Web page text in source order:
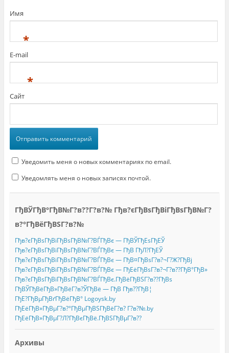
Имя
*
E-mail
*
Сайт
Уведомить меня о новых комментариях по email.
Уведомлять меня о новых записях почтой.
ГђВЎГђВ°ГђВ№Г?в??Г?в?№ Гђв?єГђВѕГђВіГђВѕГђВ№Г?
в?°ГђВёГђВЅГ?в?№
Гђв?єГђВѕГђВіГђВѕГђВ№Г?ВЃГђВє — ГђВЎГђЕѕГђЕЎ
Гђв?єГђВѕГђВіГђВѕГђВ№Г?ВЃГђВє — ГђВ ГђЛ?ГђЕЎ
Гђв?єГђВѕГђВіГђВѕГђВ№Г?ВЃГђВє — ГђВ¤ГђВѕГ?в?¬Г?Ж?ГђВј
Гђв?єГђВѕГђВіГђВѕГђВ№Г?ВЃГђВє — ГђЕёГђВѕГ?в?¬Г?в??ГђВ°ГђВ»
Гђв?єГђВѕГђВіГђВѕГђВ№Г?ВЃГђВє.ГђВёГђВЅГ?в??ГђВѕ
ГђВЎГђВёГђВ»ГђВёГ?в?ЎГђВё — ГђВ Гђв??ГђВ¦
ГђЕ?ГђВµГђВґГђВёГђВ° Logoysk.by
ГђЕёГђВ»ГђВµГ?в?°ГђВµГђВЅГђВёГ?в? Г?в?№.by
ГђЕёГђВ»ГђВµГ?Л?ГђВєГђВё.ГђВЅГђВµГ?в??
Архивы